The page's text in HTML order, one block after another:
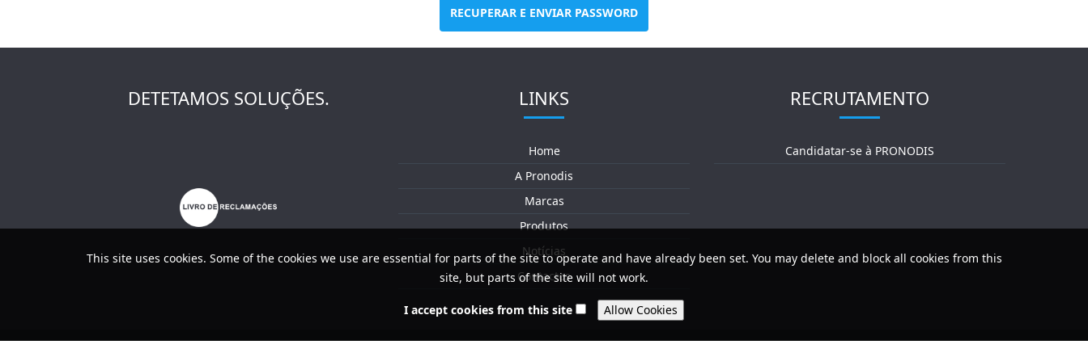
RECUPERAR E ENVIAR PASSWORD
DETETAMOS SOLUÇÕES. LINKS
Home
A Pronodis
Marcas
Produtos
Notícias
Contactos
RECRUTAMENTO
Candidatar-se à PRONODIS
This site uses cookies. Some of the cookies we use are essential for parts of the site to operate and have already been set. You may delete and block all cookies from this
site, but parts of the site will not work.
I accept cookies from this site